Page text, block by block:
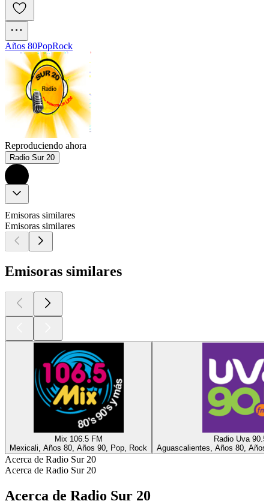
Años 80PopRock
Reproduciendo ahora
Radio Sur 20
Emisoras similares
Emisoras similares
Emisoras similares
Mix 106.5 FM
Mexicali, Años 80, Años 90, Pop, Rock
Radio Uva
Aguascalientes, Años 80,
Acerca de Radio Sur 20
Acerca de Radio Sur 20
Acerca de Radio Sur 20